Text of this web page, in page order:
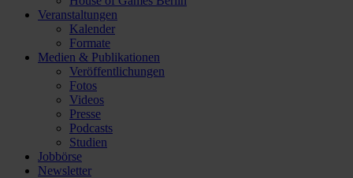
Veranstaltungen
Kalender
Formate
Medien & Publikationen
Veröffentlichungen
Fotos
Videos
Presse
Podcasts
Studien
Jobbörse
Newsletter